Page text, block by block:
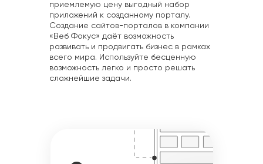
приемлемую цену выгодный набор
приложений к созданному порталу.
Создание сайтов-порталов в компании
«Веб Фокус» даёт возможность
развивать и продвигать бизнес в рамках
всего мира. Используйте бесценную
возможность легко и просто решать
сложнейшие задачи.